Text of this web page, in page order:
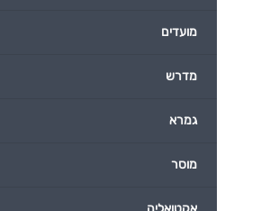
מועדים
מדרש
גמרא
מוסר